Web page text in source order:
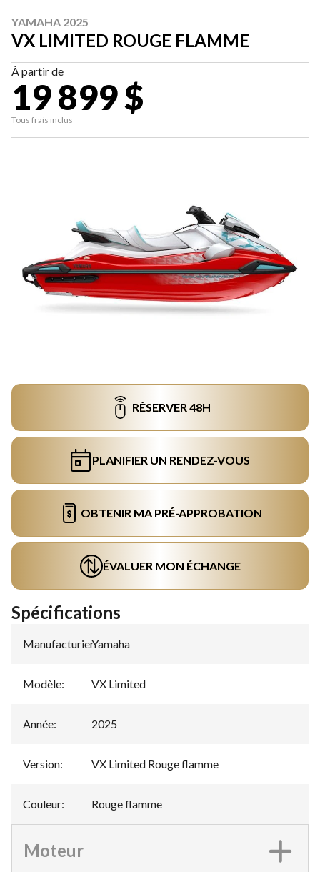
YAMAHA 2025
VX LIMITED ROUGE FLAMME
À partir de
19 899 $
Tous frais inclus
RÉSERVER 48H
PLANIFIER UN RENDEZ-VOUS
OBTENIR MA PRÉ-APPROBATION
ÉVALUER MON ÉCHANGE
Spécifications
Manufacturier:
Yamaha
Modèle: VX Limited
Année: 2025
Version: VX Limited Rouge flamme
Couleur: Rouge flamme
Moteur